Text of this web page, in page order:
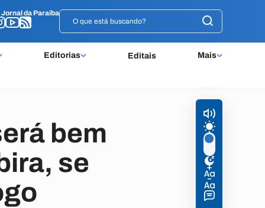
Jornal da Paraíba
Editorias Editais Mais
Jornal da Paraíba
bem
se